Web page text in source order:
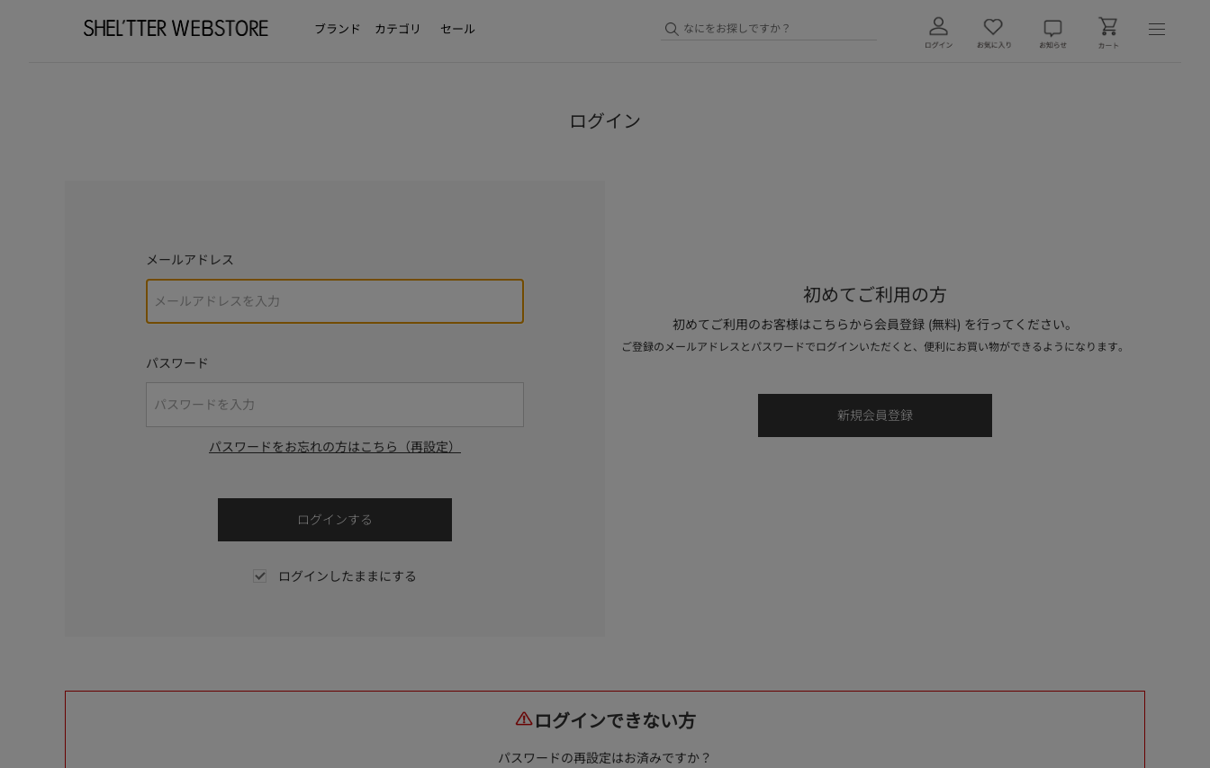
ブランド カテゴリ セール
ログイン
メールアドレス
パスワード
パスワードをお忘れの方はこちら（再設定）
ログインしたままにする
初めてご利用の方
初めてご利用のお客様はこちらから会員登録 (無料) を行ってください。
ご登録のメールアドレスとパスワードでログインいただくと、便利にお買い物ができるようになります。
ログインできない方
パスワードの再設定はお済みですか？